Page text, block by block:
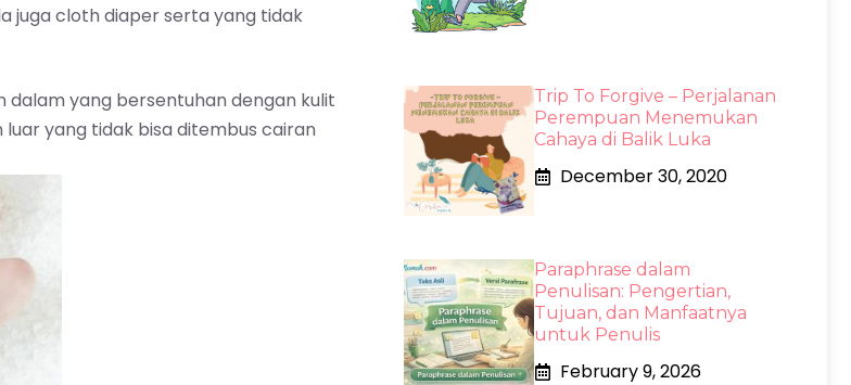
juga cloth diaper serta yang tidak
dalam yang bersentuhan dengan kulit
yang tidak bisa ditembus cairan
Trip To Forgive – Perjalanan
Perempuan Menemukan
Cahaya di Balik Luka
December 30, 2020
Paraphrase dalam
Penulisan: Pengertian,
Tujuan, dan Manfaatnya
untuk Penulis
February 9, 2026